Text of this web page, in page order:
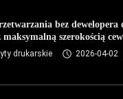
bez dewelopera
maksymalną szerokością
drukarskie
2026-04-02